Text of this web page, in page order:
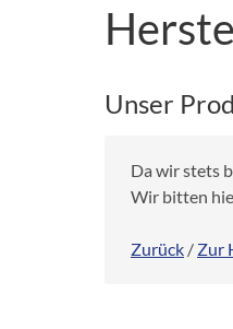
Unser
Da wir stets
Wir bitten
Zurück / Zur